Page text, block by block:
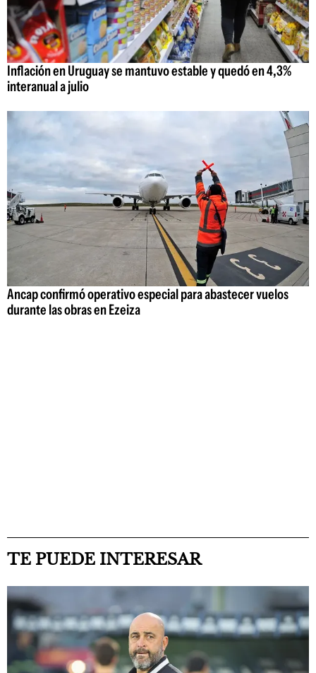
Inflación en Uruguay se mantuvo estable y quedó en 4,3%
interanual a julio
Ancap confirmó operativo especial para abastecer vuelos
durante las obras en Ezeiza
TE PUEDE INTERESAR